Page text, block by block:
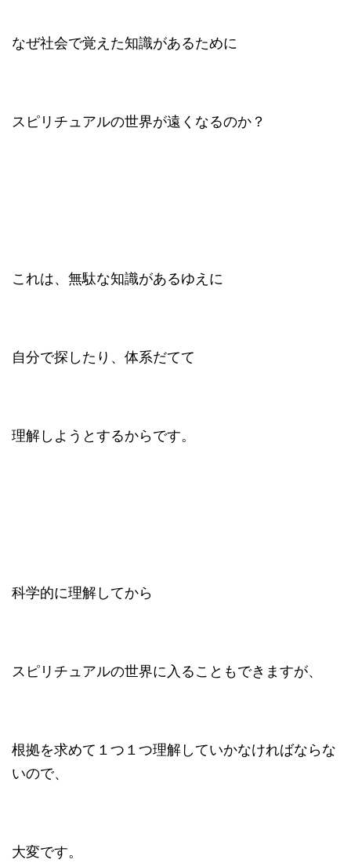
なぜ社会で覚えた知識があるために
スピリチュアルの世界が遠くなるのか？
これは、無駄な知識があるゆえに
自分で探したり、体系だてて
理解しようとするからです。
科学的に理解してから
スピリチュアルの世界に入ることもできますが、
根拠を求めて１つ１つ理解していかなければならな
いので、
大変です。